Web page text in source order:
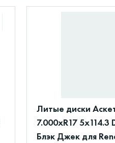
Литые диски
7.000xR17 5x114.3
Блэк Джек для